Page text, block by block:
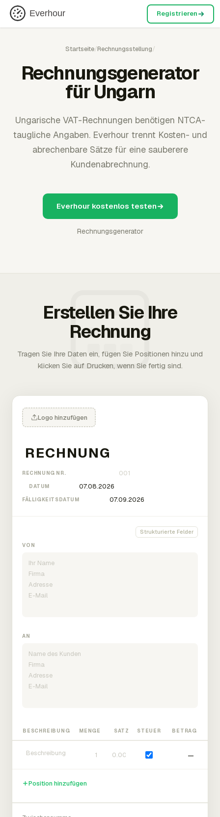
Everhour Registrieren
Startseite/Rechnungsstellung/
Rechnungsgenerator
für Ungarn
Ungarische VAT-Rechnungen benötigen NTCA-
taugliche Angaben. Everhour trennt Kosten- und
abrechenbare Sätze für eine sauberere
Kundenabrechnung.
Everhour kostenlos testen
Rechnungsgenerator
Erstellen Sie Ihre
Rechnung
Tragen Sie Ihre Daten ein, fügen Sie Positionen hinzu und
klicken Sie auf Drucken, wenn Sie fertig sind.
Logo hinzufügen
RECHNUNG NR.
DATUM
FÄLLIGKEITSDATUM
Strukturierte Felder
VON
AN
BESCHREIBUNG MENGE SATZ STEUER BETRAG
—
Position hinzufügen